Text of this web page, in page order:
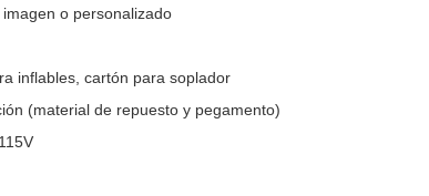
o personalizado
inflables, cartón para soplador
(material de repuesto y pegamento)